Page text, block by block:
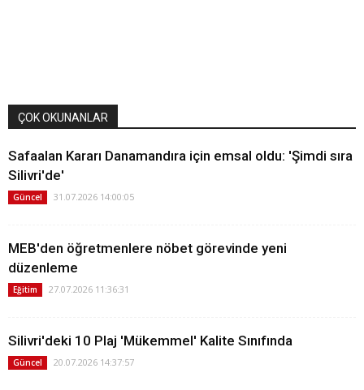
ÇOK OKUNANLAR
Safaalan Kararı Danamandıra için emsal oldu: 'Şimdi sıra
Silivri'de'
Güncel 31.07.2026 14:00:05
MEB'den öğretmenlere nöbet görevinde yeni
düzenleme
Eğitim 27.07.2026 11:36:31
Silivri'deki 10 Plaj 'Mükemmel' Kalite Sınıfında
Güncel 20.07.2026 14:37:57